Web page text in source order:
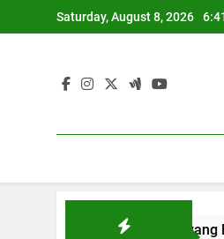
to
Saturday, August 8, 2026
Link and Match yang Efektif